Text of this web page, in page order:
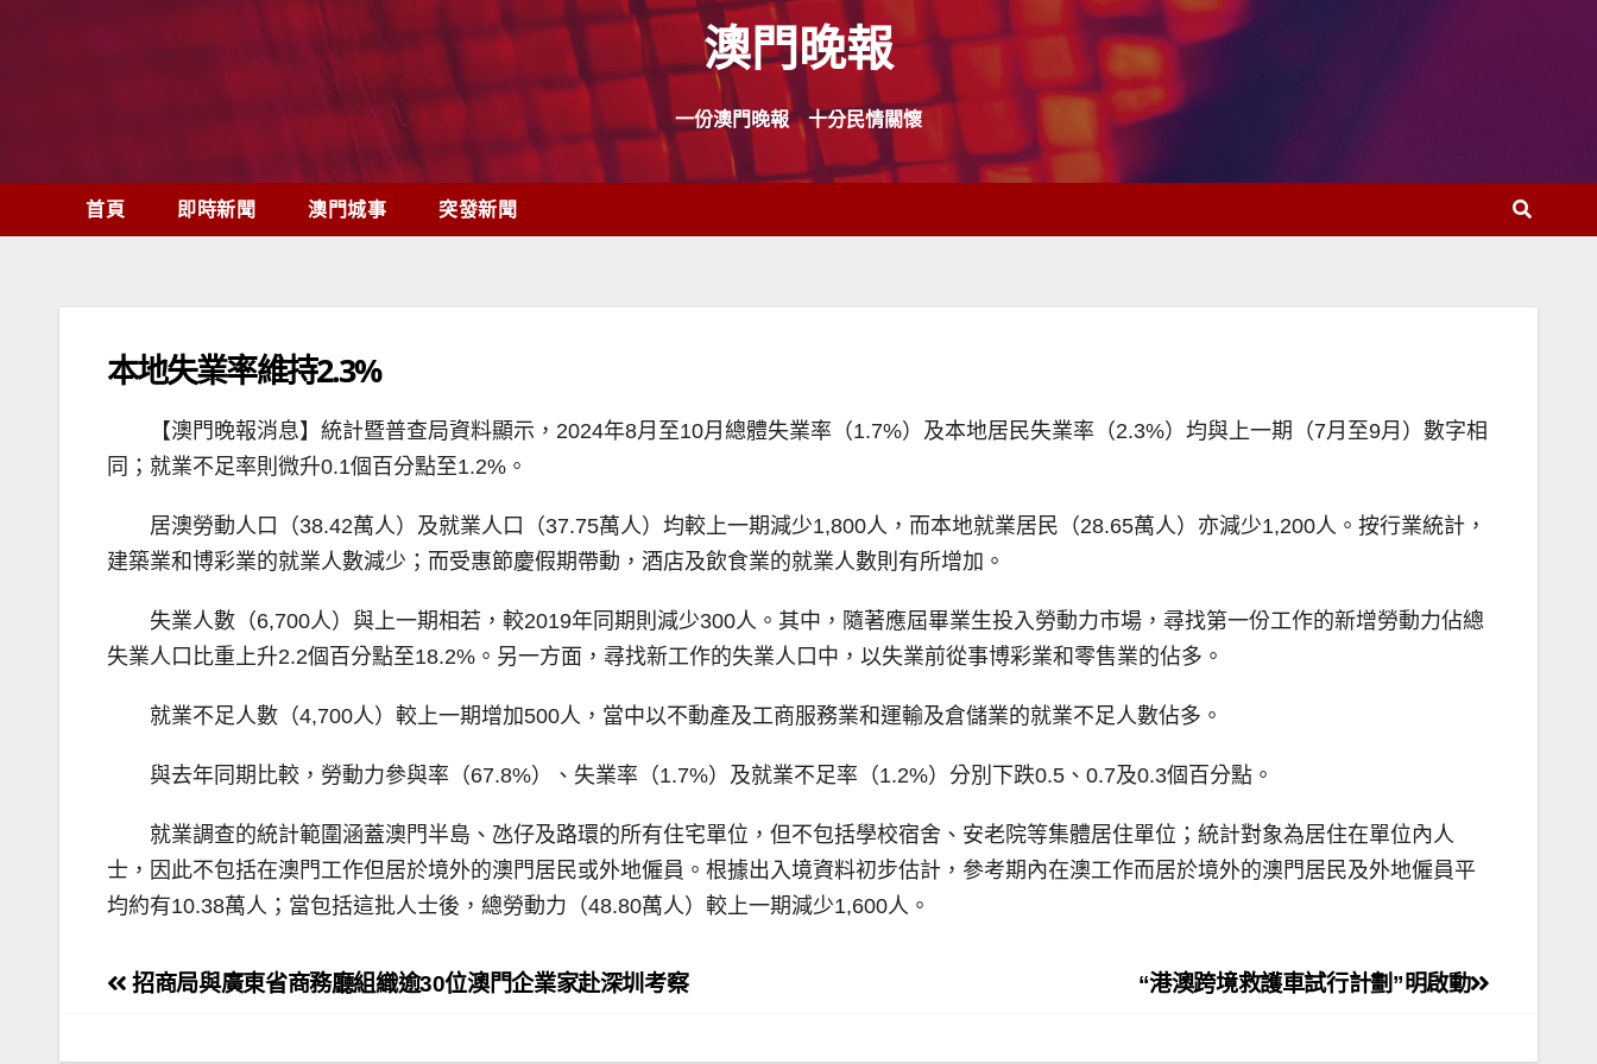
澳門晚報
一份澳門晚報 十分民情關懷
首頁 即時新聞 澳門城事 突發新聞
本地失業率維持2.3%
【澳門晚報消息】統計暨普查局資料顯示，2024年8月至10月總體失業率（1.7%）及本地居民失業率（2.3%）均與上一期（7月至9月）數字相
同；就業不足率則微升0.1個百分點至1.2%。
居澳勞動人口（38.42萬人）及就業人口（37.75萬人）均較上一期減少1,800人，而本地就業居民（28.65萬人）亦減少1,200人。按行業統計，
建築業和博彩業的就業人數減少；而受惠節慶假期帶動，酒店及飲食業的就業人數則有所增加。
失業人數（6,700人）與上一期相若，較2019年同期則減少300人。其中，隨著應屆畢業生投入勞動力市場，尋找第一份工作的新增勞動力佔總
失業人口比重上升2.2個百分點至18.2%。另一方面，尋找新工作的失業人口中，以失業前從事博彩業和零售業的佔多。
就業不足人數（4,700人）較上一期增加500人，當中以不動產及工商服務業和運輸及倉儲業的就業不足人數佔多。
與去年同期比較，勞動力參與率（67.8%）、失業率（1.7%）及就業不足率（1.2%）分別下跌0.5、0.7及0.3個百分點。
就業調查的統計範圍涵蓋澳門半島、氹仔及路環的所有住宅單位，但不包括學校宿舍、安老院等集體居住單位；統計對象為居住在單位內人
士，因此不包括在澳門工作但居於境外的澳門居民或外地僱員。根據出入境資料初步估計，參考期內在澳工作而居於境外的澳門居民及外地僱員平
均約有10.38萬人；當包括這批人士後，總勞動力（48.80萬人）較上一期減少1,600人。
文
“港澳跨境救護車試行計劃”明啟動
招商局與廣東省商務廳組織逾30位澳門企業家赴深圳考察